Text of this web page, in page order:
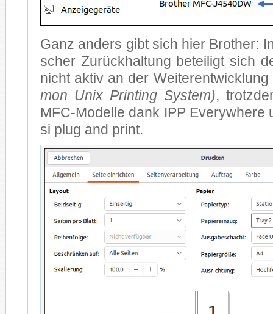
Ganz an­ders gibt sich hier Brot­her:
scher Zu­rück­hal­tung be­tei­ligt sich
nicht ak­tiv an der
mon Unix Prin­ting Sys­tem),
MFC-Mo­del­le dank IPP
si plug and print.